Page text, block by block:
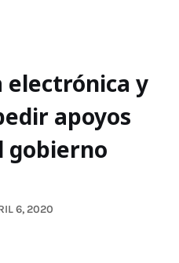
electrónica y
apoyos
gobierno
6, 2020